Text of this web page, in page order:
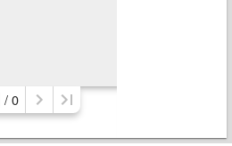
/ 0